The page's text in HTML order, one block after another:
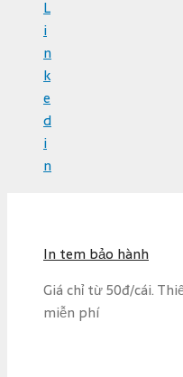
L
i
n
k
e
d
i
n
In tem bảo hành
Giá chỉ từ 50đ/cái.
miễn phí